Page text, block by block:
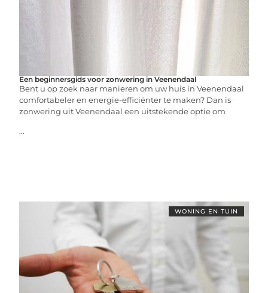
Een beginnersgids voor zonwering in Veenendaal
Bent u op zoek naar manieren om uw huis in Veenendaal
comfortabeler en energie-efficiënter te maken? Dan is
zonwering uit Veenendaal een uitstekende optie om
...
WONING EN TUIN